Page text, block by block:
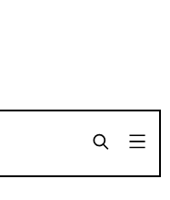
SHARE
SHARE